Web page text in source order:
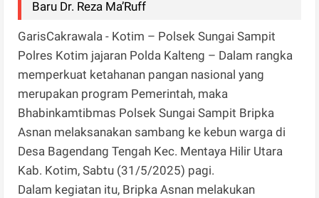
Baru Dr. Reza Ma’Ruff
GarisCakrawala - Kotim – Polsek Sungai Sampit
Polres Kotim jajaran Polda Kalteng – Dalam rangka
memperkuat ketahanan pangan nasional yang
merupakan program Pemerintah, maka
Bhabinkamtibmas Polsek Sungai Sampit Bripka
Asnan melaksanakan sambang ke kebun warga di
Desa Bagendang Tengah Kec. Mentaya Hilir Utara
Kab. Kotim, Sabtu (31/5/2025) pagi.
Dalam kegiatan itu, Bripka Asnan melakukan